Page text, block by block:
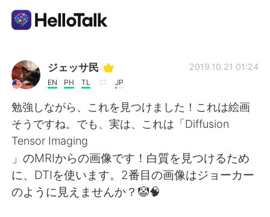
언어 교환 앱
AI Grammar Checker
한국어
English 简体中文
ジェッサ民
EN PH TL JP
2019.10.21 01:24
勉強しながら、これを見つけました！これは絵画
そうですね。でも、実は、これは「Diffusion
Tensor Imaging
」のMRIからの画像です！白質を見つけるため
に、DTIを使います。2番目の画像はジョーカー
のように見えませんか？🤡🧠